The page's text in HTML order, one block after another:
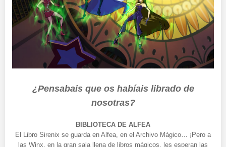
¿Pensabais que os habíais librado de
nosotras?
BIBLIOTECA DE ALFEA
El Libro Sirenix se guarda en Alfea, en el Archivo Mágico… ¡Pero a
las Winx, en la gran sala llena de libros mágicos, les esperan las